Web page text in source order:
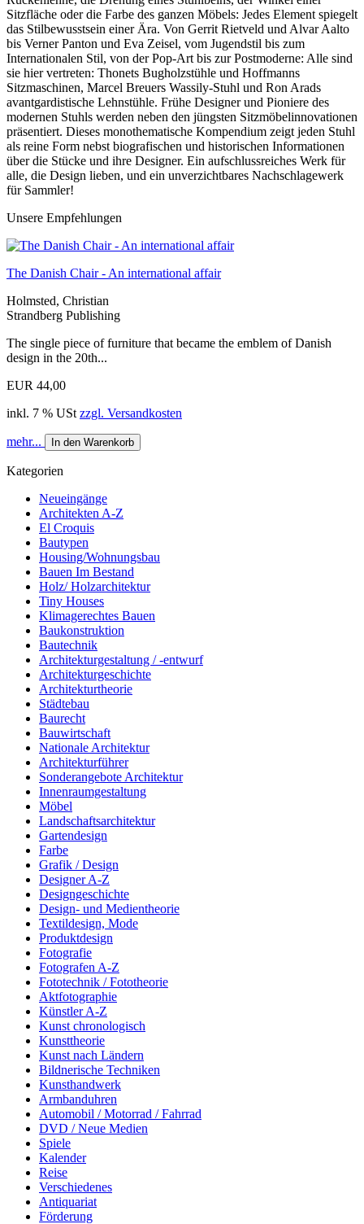
Sitzfläche oder die Farbe des ganzen Möbels: Jedes Element spiegelt
das Stilbewusstsein einer Ära. Von Gerrit Rietveld und Alvar Aalto
bis Verner Panton und Eva Zeisel, vom Jugendstil bis zum
Internationalen Stil, von der Pop-Art bis zur Postmoderne: Alle sind
sie hier vertreten: Thonets Bugholzstühle und Hoffmanns
Sitzmaschinen, Marcel Breuers Wassily-Stuhl und Ron Arads
avantgardistische Lehnstühle. Frühe Designer und Pioniere des
modernen Stuhls werden neben den jüngsten Sitzmöbelinnovationen
präsentiert. Dieses monothematische Kompendium zeigt jeden Stuhl
als reine Form nebst biografischen und historischen Informationen
über die Stücke und ihre Designer. Ein aufschlussreiches Werk für
alle, die Design lieben, und ein unverzichtbares Nachschlagewerk
für Sammler!
Unsere Empfehlungen
The Danish Chair - An international affair
Holmsted, Christian
Strandberg Publishing
The single piece of furniture that became the emblem of Danish
design in the 20th...
EUR 44,00
inkl. 7 % USt zzgl. Versandkosten
mehr... In den Warenkorb
Kategorien
Neueingänge
Architekten A-Z
El Croquis
Bautypen
Housing/Wohnungsbau
Bauen Im Bestand
Holz/ Holzarchitektur
Tiny Houses
Klimagerechtes Bauen
Baukonstruktion
Bautechnik
Architekturgestaltung / -entwurf
Architekturgeschichte
Architekturtheorie
Städtebau
Baurecht
Bauwirtschaft
Nationale Architektur
Architekturführer
Sonderangebote Architektur
Innenraumgestaltung
Möbel
Landschaftsarchitektur
Gartendesign
Farbe
Grafik / Design
Designer A-Z
Designgeschichte
Design- und Medientheorie
Textildesign, Mode
Produktdesign
Fotografie
Fotografen A-Z
Fototechnik / Fototheorie
Aktfotographie
Künstler A-Z
Kunst chronologisch
Kunsttheorie
Kunst nach Ländern
Bildnerische Techniken
Kunsthandwerk
Armbanduhren
Automobil / Motorrad / Fahrrad
DVD / Neue Medien
Spiele
Kalender
Reise
Verschiedenes
Antiquariat
Förderung